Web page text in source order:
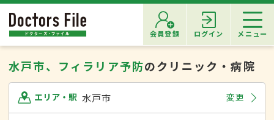
会員登録 ログイン メニュー
水戸市、フィラリア予防のクリニック・病院
エリア・駅 水戸市 変更